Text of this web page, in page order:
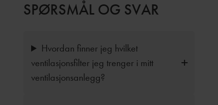
SPØRSMÅL OG SVAR
Hvordan finner jeg hvilket
ventilasjonsfilter jeg trenger i mitt
ventilasjonsanlegg?